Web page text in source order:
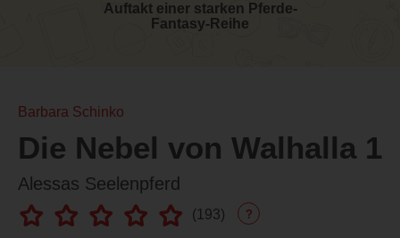
Auftakt einer starken Pferde-
Fantasy-Reihe
Barbara Schinko
Die Nebel von Walhalla 1
Alessas Seelenpferd
(193) ?